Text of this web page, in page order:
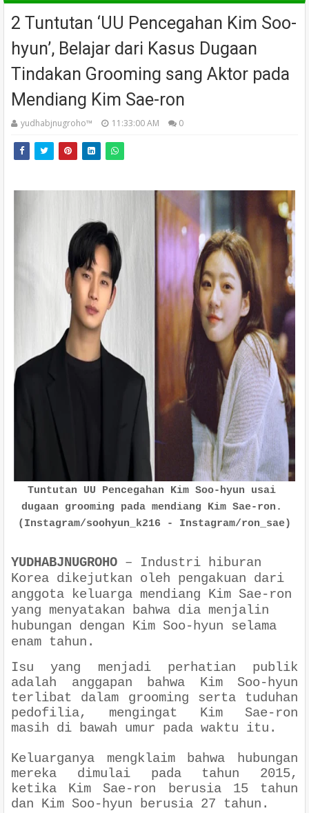
2 Tuntutan ‘UU Pencegahan Kim Soo-
hyun’, Belajar dari Kasus Dugaan
Tindakan Grooming sang Aktor pada
Mendiang Kim Sae-ron
yudhabjnugroho™️ 11:33:00 AM 0
Tuntutan UU Pencegahan Kim Soo-hyun usai
dugaan grooming pada mendiang Kim Sae-ron.
(Instagram/soohyun_k216 - Instagram/ron_sae)
YUDHABJNUGROHO –
Industri hiburan
Korea dikejutkan oleh pengakuan dari
anggota keluarga mendiang Kim Sae-ron
yang menyatakan bahwa dia menjalin
hubungan dengan Kim Soo-hyun selama
enam tahun.
Isu yang menjadi perhatian publik
adalah anggapan bahwa Kim Soo-hyun
terlibat dalam grooming serta tuduhan
pedofilia, mengingat Kim Sae-ron
masih di bawah umur pada waktu itu.
Keluarganya mengklaim bahwa hubungan
mereka dimulai pada tahun 2015,
ketika Kim Sae-ron berusia 15 tahun
dan Kim Soo-hyun berusia 27 tahun.